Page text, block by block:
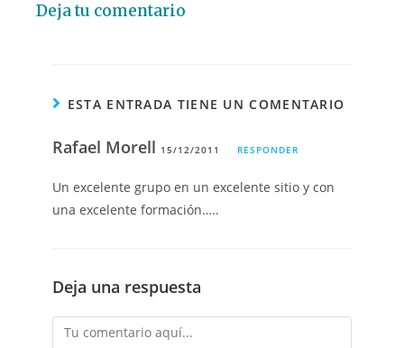
Deja tu comentario
ESTA ENTRADA TIENE UN COMENTARIO
Rafael Morell 15/12/2011 RESPONDER
Un excelente grupo en un excelente sitio y con
una excelente formación…..
Deja una respuesta